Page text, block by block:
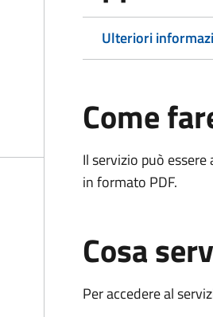
Ulteriori
Come
Il servizio può
in formato PDF.
Cosa
Per accedere al